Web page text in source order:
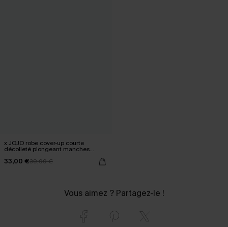
x JOJO robe cover-up courte
décolleté plongeant manches
33,00 €39,00 €
Vous aimez ? Partagez-le !